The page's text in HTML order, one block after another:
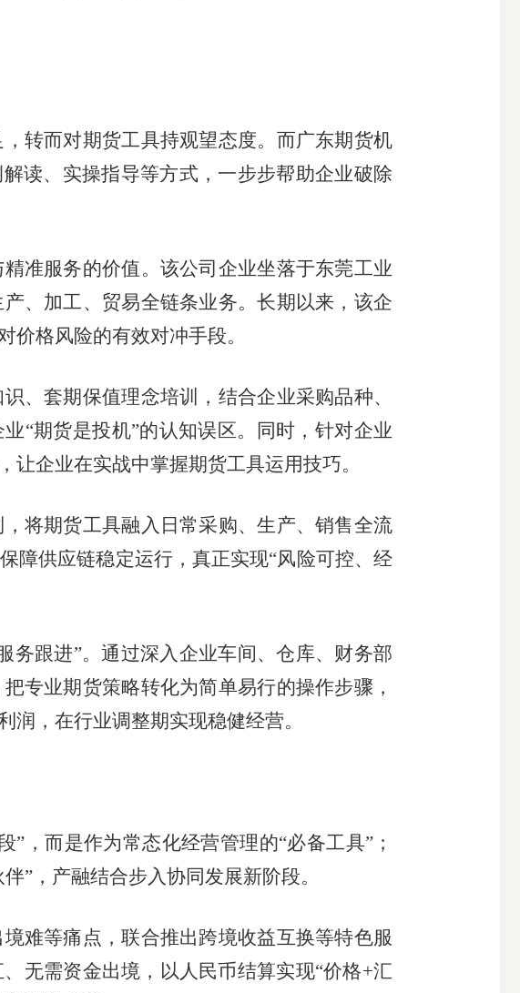
转而对期货工具持观望态度。而广东期货机
读、实操指导等方式，一步步帮助企业破除
服务的价值。该公司企业坐落于东莞工业
、加工、贸易全链条业务。长期以来，该企
格风险的有效对冲手段。
套期保值理念培训，结合企业采购品种、
“期货是投机”的认知误区。同时，针对企业
企业在实战中掌握期货工具运用技巧。
将期货工具融入日常采购、生产、销售全流
障供应链稳定运行，真正实现“风险可控、经
跟进”。通过深入企业车间、仓库、财务部
专业期货策略转化为简单易行的操作步骤，
，在行业调整期实现稳健经营。
而是作为常态化经营管理的“必备工具”；
”，产融结合步入协同发展新阶段。
等痛点，联合推出跨境收益互换等特色服
无需资金出境，以人民币结算实现“价格+汇